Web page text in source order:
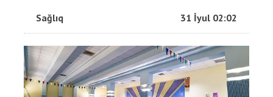
Sağlıq 31 İyul 02:02